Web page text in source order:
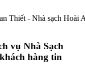
vụ Nhà Sạch
hàng tin